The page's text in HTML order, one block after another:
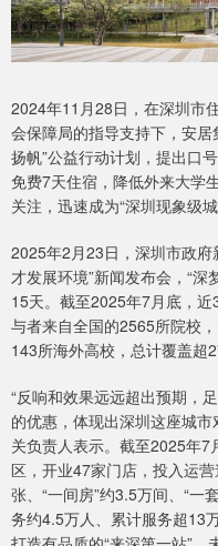
2024年11月28日，在深圳市
会保障局的指导支持下，安
扬帆”公益行动计划，提出口
免费7天住宿，降低外来大学
关注，迅速成为“深圳现象级城
2025年2月23日，深圳市政府
才发展环境”新闻发布会，“
15天。截至2025年7月底，
与者来自全国的2565所院校
143所海外高校，总计覆盖超
“反响和效果远远超出预期，
的优惠，体现出深圳这座城
关负责人表示。截至2025年
区，开业47家门店，投入运
张、“一间房”约3.5万间、“一
务约4.5万人、累计服务超13